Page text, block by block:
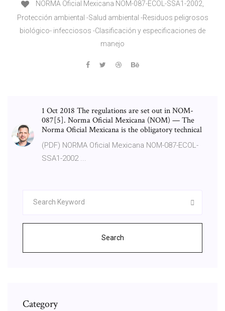
NORMA Oficial Mexicana NOM-087-ECOL-SSA1-2002,
Protección ambiental -Salud ambiental -Residuos peligrosos
biológico- infecciosos -Clasificación y especificaciones de
manejo
1 Oct 2018 The regulations are set out in NOM-
087[5]. Norma Oficial Mexicana (NOM) — The
Norma Oficial Mexicana is the obligatory technical
(PDF) NORMA Oficial Mexicana NOM-087-ECOL-
SSA1-2002 ...
Search
Category